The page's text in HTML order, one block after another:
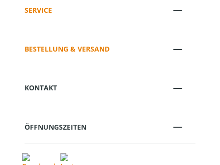
SERVICE
BESTELLUNG & VERSAND
KONTAKT
ÖFFNUNGSZEITEN